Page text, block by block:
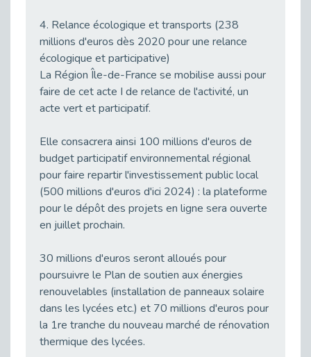
Publié le 24/10/2025
Quand la complémentarité est au service de la cause dans les Hauts de Seine
Publié le 24/10/2025
Matinale de sensibilisation à l’intelligence artificielle
Publié le 24/10/2025
Publié le 24/10/2025
Le Club "Les Entreprises s'engagent " compte sur Cap Emploi 92.
Publié le 24/10/2025
Un candidat de Cap Emploi 92 lauréat Francilien des Trophées de la reconversion Ile de France.
Publié le 30/09/2025
Participez à notre prochain salon en ligne exclusivement dédié au recrutement de talents en situation de handicap
Publié le 29/09/2025
Cap emploi est intervenu au ministère de la Justice
Publié le 26/09/2025
4. Relance écologique et transports (238
millions d'euros dès 2020 pour une relance
écologique et participative)
La Région Île-de-France se mobilise aussi pour
faire de cet acte I de relance de l'activité, un
acte vert et participatif.
Elle consacrera ainsi 100 millions d'euros de
budget participatif environnemental régional
pour faire repartir l'investissement public local
(500 millions d'euros d'ici 2024) : la plateforme
pour le dépôt des projets en ligne sera ouverte
en juillet prochain.
30 millions d'euros seront alloués pour
poursuivre le Plan de soutien aux énergies
renouvelables (installation de panneaux solaire
dans les lycées etc.) et 70 millions d'euros pour
la 1re tranche du nouveau marché de rénovation
thermique des lycées.